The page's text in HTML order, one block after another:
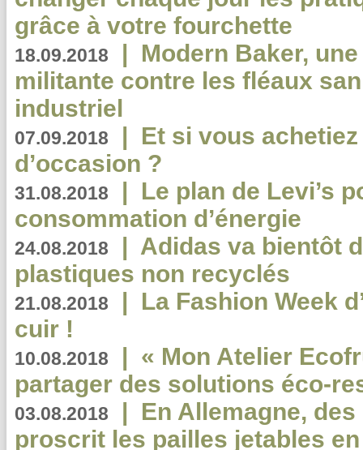
grâce à votre fourchette
18.09.2018 | Modern Baker,
militante contre les fléaux
industriel
07.09.2018 | Et si vous
d’occasion ?
31.08.2018 | Le plan de Levi’s
consommation d’énergie
24.08.2018 | Adidas va bientôt
plastiques non recyclés
21.08.2018 | La Fashion Week
cuir !
10.08.2018 | « Mon Atelier
partager des solutions éco-
03.08.2018 | En Allemagne,
proscrit les pailles jetables